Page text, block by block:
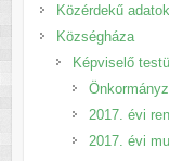
Közérdekű adatok
Községháza
Képviselő
2017. évi
2017. évi